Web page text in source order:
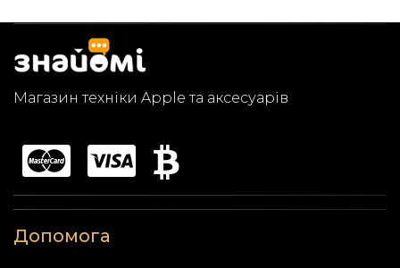
Магазин техніки Apple та аксесуарів
Допомога